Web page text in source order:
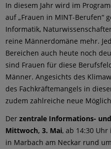
In diesem Jahr wird im
auf „Frauen in MINT-Berufen“
Informatik,
reine Männerdomäne mehr.
Bereichen auch heute noch
sind Frauen für diese
Männer. Angesichts des
des Fachkräftemangels in
zudem zahlreiche neue
Derzentrale Informations-
Mittwoch, 3. Mai, ab 14:30
in Marbach am Neckar rund